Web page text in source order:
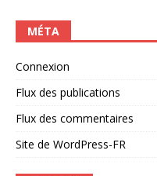
MÉTA
Connexion
Flux des publications
Flux des commentaires
Site de WordPress-FR